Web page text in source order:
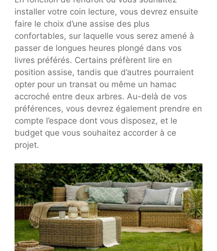
installer votre coin lecture, vous devrez ensuite
faire le choix d’une assise des plus
confortables, sur laquelle vous serez amené à
passer de longues heures plongé dans vos
livres préférés. Certains préfèrent lire en
position assise, tandis que d’autres pourraient
opter pour un transat ou même un hamac
accroché entre deux arbres. Au-delà de vos
préférences, vous devrez également prendre en
compte l’espace dont vous disposez, et le
budget que vous souhaitez accorder à ce
projet.